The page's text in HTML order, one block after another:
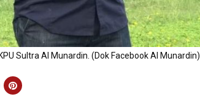
Sultra Al Munardin. (Dok Facebook Al Munardin)